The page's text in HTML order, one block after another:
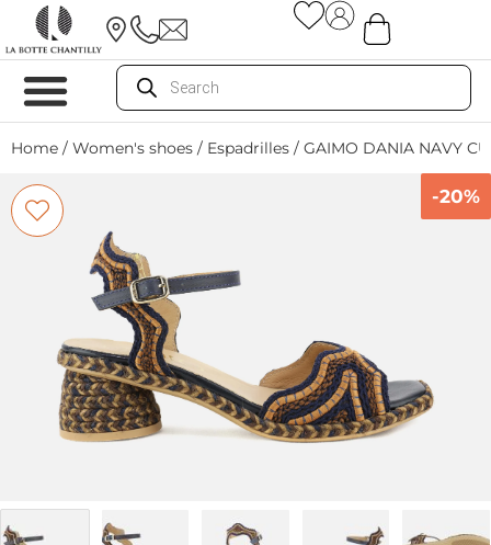
Home / Women's shoes / Espadrilles / GAIMO DANIA NAVY
-20%